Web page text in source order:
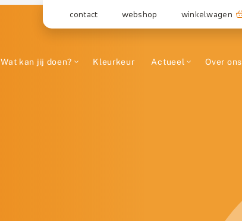
contact webshop winkelwagen
Wat kan jij doen? Kleurkeur Actueel Over ons